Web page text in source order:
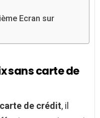
Ecran sur
sans carte de
carte de crédit, il